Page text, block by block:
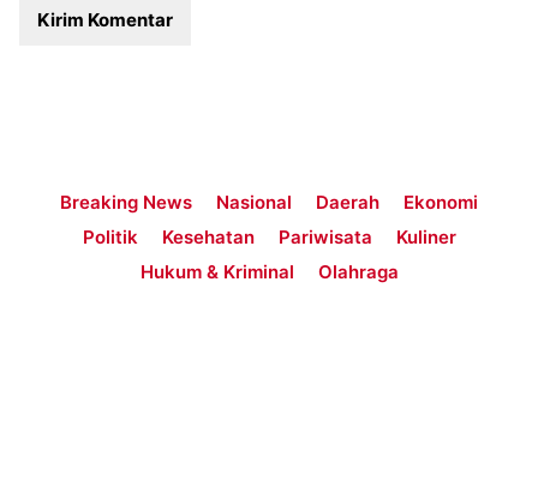
Breaking News Nasional Daerah
Ekonomi
Politik
Kesehatan Pariwisata
Kuliner
Hukum & Kriminal
Olahraga